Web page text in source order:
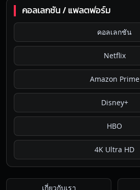
คอลเลกชัน / แพลตฟอร์ม
คอลเลกชัน
Netflix
Amazon Prime
Disney+
HBO
4K Ultra HD
เกี่ยวกับเรา